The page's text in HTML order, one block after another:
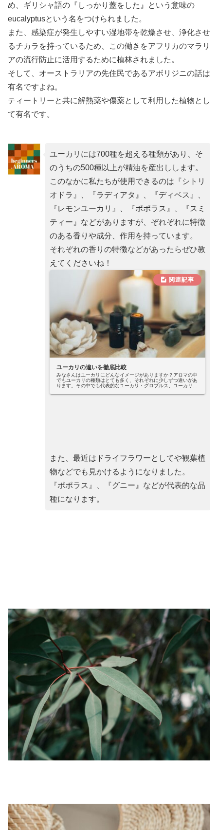
め、ギリシャ語の『しっかり蓋をした』という意味の
eucalyptusという名をつけられました。
また、感染症が発生しやすい湿地帯を乾燥させ、浄化させ
るチカラを持っているため、この働きをアフリカのマラリ
アの流行防止に活用するために植林されました。
そして、オーストラリアの先住民であるアボリジニの話は
有名ですよね。
ティートリーと共に解熱薬や傷薬として利用した植物とし
て有名です。
ユーカリには700種を超える種類があり、そ
のうちの500種以上が精油を産出しします。
このなかに私たちが使用できるのは『シトリ
オドラ』、『ラディアタ』、『ディベス』、
『レモンユーカリ』、『ポポラス』、『スミ
ティー』などがありますが、ぞれぞれに特徴
のある香りや成分、作用を持っています。
それぞれの香りの特徴などがあったらぜひ教
えてくださいね！
ユーカリの違いを徹底比較
みなさんはユーカリにどんなイメージがありますか？アロマの中
でもユーカリの種類はとても多く、それぞれに少しずつ違いがあ
ります。その中でも代表的なユーカリ・グロブルス、ユーカリ・
たいと思...
また、最近はドライフラワーとしてや観葉植
物などでも見かけるようになりました。
『ポポラス』、『グニー』などが代表的な品
種になります。